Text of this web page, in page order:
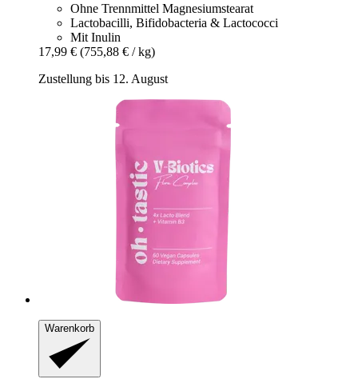
Ohne Trennmittel Magnesiumstearat
Lactobacilli, Bifidobacteria & Lactococci
Mit Inulin
17,99 € (755,88 € / kg)
Zustellung bis 12. August
Warenkorb